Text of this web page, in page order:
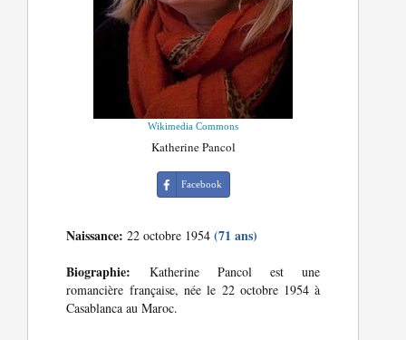
Wikimedia Commons
Katherine Pancol
Facebook
Naissance: 22 octobre 1954(71 ans)
Biographie: Katherine Pancol est une
romancière française, née le 22 octobre 1954 à
Casablanca au Maroc.